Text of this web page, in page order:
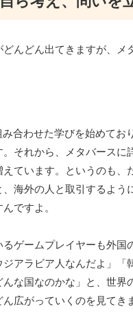
どんどん出てきますが、メ
み合わせた学びを始めてお
それから、メタバースに
ています。というのも、
、海外の人と取引するよう
ですよ。
ゲームプレイヤーも外国
アラビア人なんだよ」「
んな国なのかな」と、世界
広がっていくのを見てき